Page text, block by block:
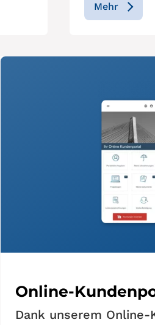
Mehr
Online-
Dank unserem